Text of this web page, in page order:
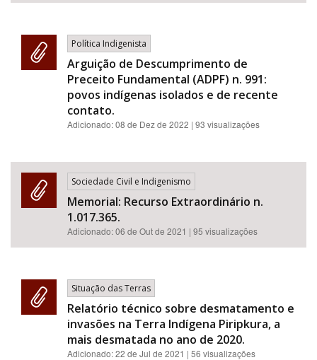
Política Indigenista
Arguição de Descumprimento de
Preceito Fundamental (ADPF) n. 991:
povos indígenas isolados e de recente
contato.
Adicionado:08 de Dez de 2022 | 93 visualizações
Sociedade Civil e Indigenismo
Memorial: Recurso Extraordinário n.
1.017.365.
Adicionado:06 de Out de 2021 | 95 visualizações
Situação das Terras
Relatório técnico sobre desmatamento e
invasões na Terra Indígena Piripkura, a
mais desmatada no ano de 2020.
Adicionado:22 de Jul de 2021 | 56 visualizações